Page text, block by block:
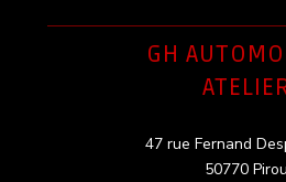
GH
47 rue Fernand
50770 Pirou